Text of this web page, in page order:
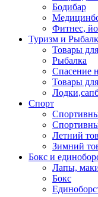
Бодибар
Фитнес,
Туризм и
Товары
Рыбалка
Спасение
Товары
Спорт
Летний
Зимний
Бокс и
Лапы,
Бокс